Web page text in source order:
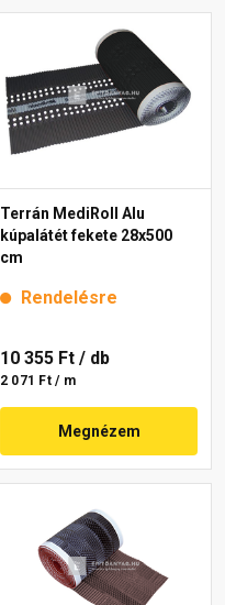
Terrán MediRoll Alu
kúpalátét fekete 28x500
cm
Rendelésre
10 355 Ft / db
2 071 Ft / m
Megnézem